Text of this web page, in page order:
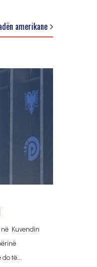
amerikane
Kuvendin
do të…